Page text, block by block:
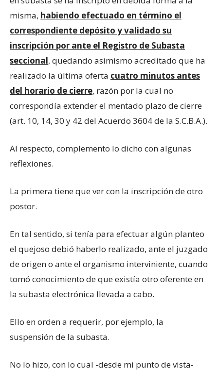
misma, habiendo efectuado en término el
correspondiente depósito y validado su
inscripción por ante el Registro de Subasta
seccional, quedando asimismo acreditado que ha
realizado la última oferta cuatro minutos antes
del horario de cierre, razón por la cual no
correspondía extender el mentado plazo de cierre
(art. 10, 14, 30 y 42 del Acuerdo 3604 de la S.C.B.A.).
Al respecto, complemento lo dicho con algunas
reflexiones.
La primera tiene que ver con la inscripción de otro
postor.
En tal sentido, si tenía para efectuar algún planteo
el quejoso debió haberlo realizado, ante el juzgado
de origen o ante el organismo interviniente, cuando
tomó conocimiento de que existía otro oferente en
la subasta electrónica llevada a cabo.
Ello en orden a requerir, por ejemplo, la
suspensión de la subasta.
No lo hizo, con lo cual -desde mi punto de vista-